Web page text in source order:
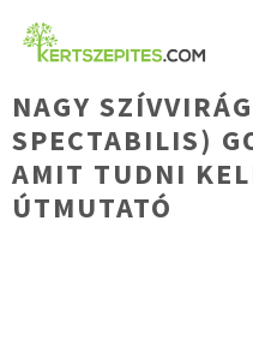
Kilépés
NAGY
SPECTABILIS)
AMIT TUDNI
ÚTMUTATÓ